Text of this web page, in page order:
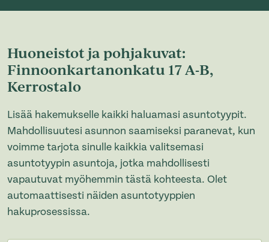
Huoneistot ja pohjakuvat:
Finnoonkartanonkatu 17 A-B,
Kerrostalo
Lisää hakemukselle kaikki haluamasi asuntotyypit.
Mahdollisuutesi asunnon saamiseksi paranevat, kun
voimme tarjota sinulle kaikkia valitsemasi
asuntotyypin asuntoja, jotka mahdollisesti
vapautuvat myöhemmin tästä kohteesta. Olet
automaattisesti näiden asuntotyyppien
hakuprosessissa.